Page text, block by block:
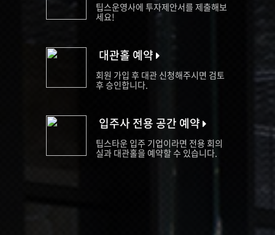
팁스운영사에 투자제안서를 제출해보
세요!
대관홀 예약
회원 가입 후 대관 신청해주시면 검토
후 승인합니다.
입주사 전용 공간 예약
팁스타운 입주 기업이라면 전용 회의
실과 대관홀을 예약할 수 있습니다.